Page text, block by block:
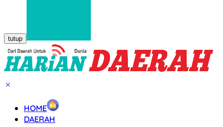
tutup
HOME
DAERAH